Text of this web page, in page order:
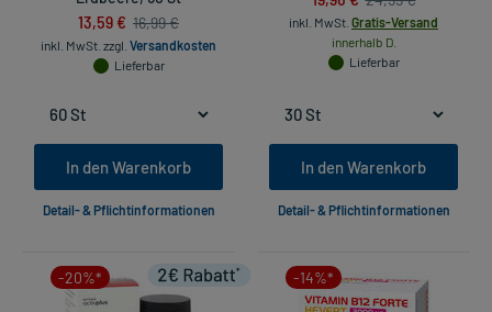
13,59 € 16,99 €
inkl. MwSt. zzgl. Versandkosten
Lieferbar
In den Warenkorb
Detail- & Pflichtinformationen
inkl. MwSt. Gratis-Versand
innerhalb D.
Lieferbar
In den Warenkorb
Detail- & Pflichtinformationen
-20%* -14%*